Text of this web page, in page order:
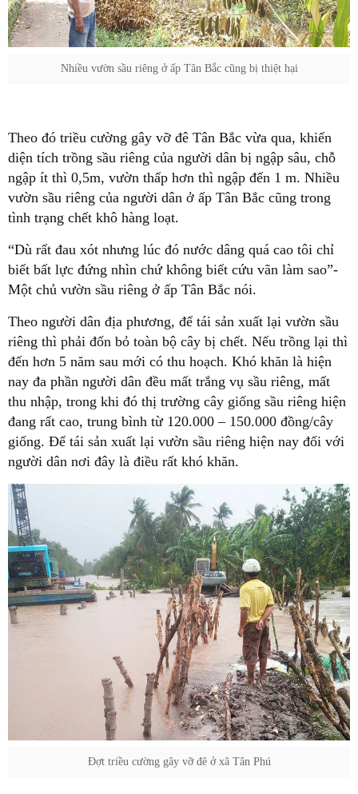
Nhiều vườn sầu riêng ở ấp Tân Bắc cũng bị thiệt hại
Theo đó triều cường gây vỡ đê Tân Bắc vừa qua, khiến
diện tích trồng sầu riêng của người dân bị ngập sâu, chỗ
ngập ít thì 0,5m, vườn thấp hơn thì ngập đến 1 m. Nhiều
vườn sầu riêng của người dân ở ấp Tân Bắc cũng trong
tình trạng chết khô hàng loạt.
“Dù rất đau xót nhưng lúc đó nước dâng quá cao tôi chỉ
biết bất lực đứng nhìn chứ không biết cứu vãn làm sao”-
Một chủ vườn sầu riêng ở ấp Tân Bắc nói.
Theo người dân địa phương, để tái sản xuất lại vườn sầu
riêng thì phải đốn bỏ toàn bộ cây bị chết. Nếu trồng lại thì
đến hơn 5 năm sau mới có thu hoạch. Khó khăn là hiện
nay đa phần người dân đều mất trắng vụ sầu riêng, mất
thu nhập, trong khi đó thị trường cây giống sầu riêng hiện
đang rất cao, trung bình từ 120.000 – 150.000 đồng/cây
giống. Để tái sản xuất lại vườn sầu riêng hiện nay đối với
người dân nơi đây là điều rất khó khăn.
Đợt triều cường gây vỡ đê ở xã Tân Phú